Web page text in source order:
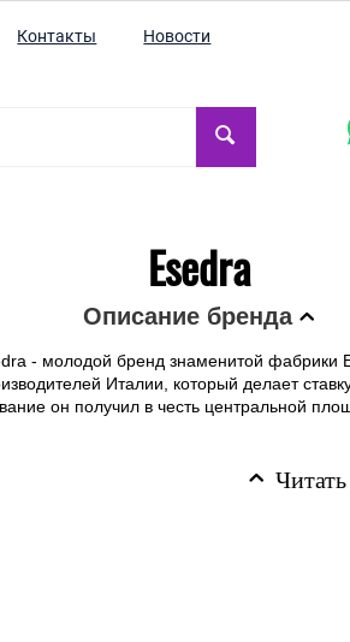
Контакты Новости
Esedra
Описание бренда
- молодой бренд знаменитой
Италии, который делает
он получил в честь центральной